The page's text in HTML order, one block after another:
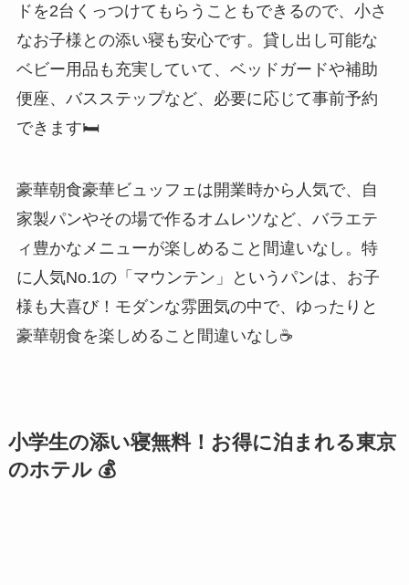
ドを2台くっつけてもらうこともできるので、小さ
なお子様との添い寝も安心です。貸し出し可能な
ベビー用品も充実していて、ベッドガードや補助
便座、バスステップなど、必要に応じて事前予約
できます🛏️
豪華朝食豪華ビュッフェは開業時から人気で、自
家製パンやその場で作るオムレツなど、バラエテ
ィ豊かなメニューが楽しめること間違いなし。特
に人気No.1の「マウンテン」というパンは、お子
様も大喜び！モダンな雰囲気の中で、ゆったりと
豪華朝食を楽しめること間違いなし☕
小学生の添い寝無料！お得に泊まれる東京
のホテル 💰